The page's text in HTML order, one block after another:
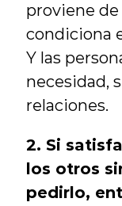
proviene
condiciona
Y las
necesidad,
relaciones.
2. Si
los otros
pedirlo,